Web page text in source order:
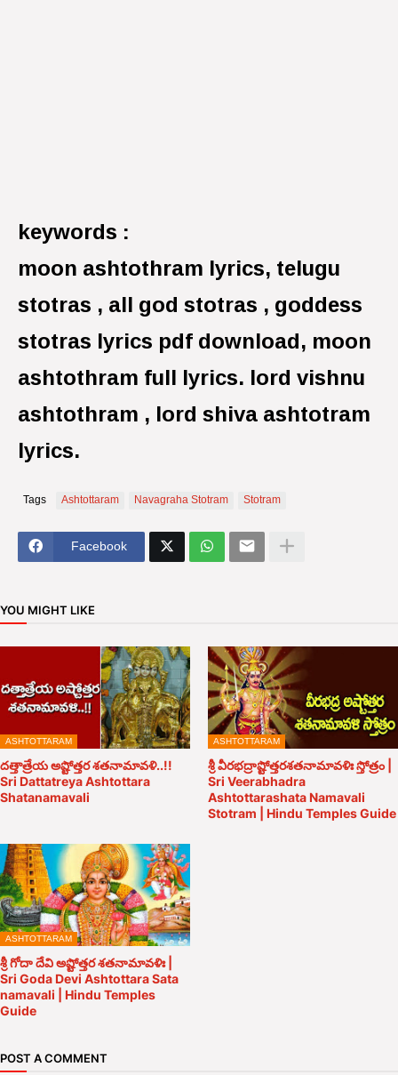
keywords :
moon ashtothram lyrics, telugu
stotras , all god stotras , goddess
stotras lyrics pdf download, moon
ashtothram full lyrics. lord vishnu
ashtothram , lord shiva ashtotram
lyrics.
Tags Ashtottaram Navagraha Stotram Stotram
Facebook
YOU MIGHT LIKE
ASHTOTTARAM
దత్తాత్రేయ అష్టోత్తర శతనామావళి..!!
Sri Dattatreya Ashtottara
Shatanamavali
ASHTOTTARAM
శ్రీ వీరభద్రాష్టోత్తరశతనామావళిః స్తోత్రం |
Sri Veerabhadra
Ashtottarashata Namavali
Stotram | Hindu Temples Guide
ASHTOTTARAM
శ్రీ గోదా దేవి అష్టోత్తర శతనామావళిః |
Sri Goda Devi Ashtottara Sata
namavali | Hindu Temples
Guide
POST A COMMENT